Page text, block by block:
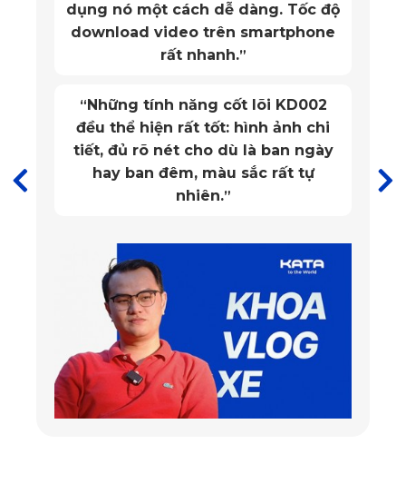
sang trọng và hoàn hảo cho nội thất xe.
các loại thảm phổ thông khác. Thảm lắp đặt vừa khít, đồng
bộ với tổng thể khoang cabin, đảm bảo giữ cho sàn nỉ
nguyên bản luôn được bảo vệ toàn diện.
1.2. Vật Liệu Cao Cấp, Bền Bỉ Theo Thời Gian
an toàn tuyệt đối cho sức khỏe. Chất liệu này chống nước,
chống bám bụi và có khả năng chịu mài mòn cực tốt. Thảm
vẫn giữ được độ đàn hồi và màu sắc bền đẹp sau thời gian
dài sử dụng.
dụng nó một cách dễ dàng. Tốc độ
download video trên smartphone
rất nhanh.”
“Những tính năng cốt lõi KD002
đều thể hiện rất tốt: hình ảnh chi
tiết, đủ rõ nét cho dù là ban ngày
hay ban đêm, màu sắc rất tự
nhiên.”